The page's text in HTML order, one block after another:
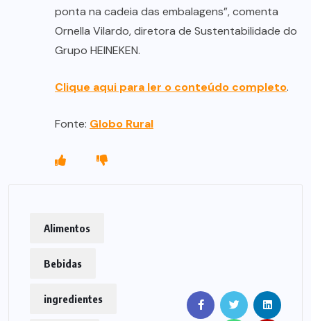
ponta na cadeia das embalagens”, comenta
Ornella Vilardo, diretora de Sustentabilidade do
Grupo HEINEKEN.
Clique aqui para ler o conteúdo completo.
Fonte: Globo Rural
Alimentos
Bebidas
ingredientes